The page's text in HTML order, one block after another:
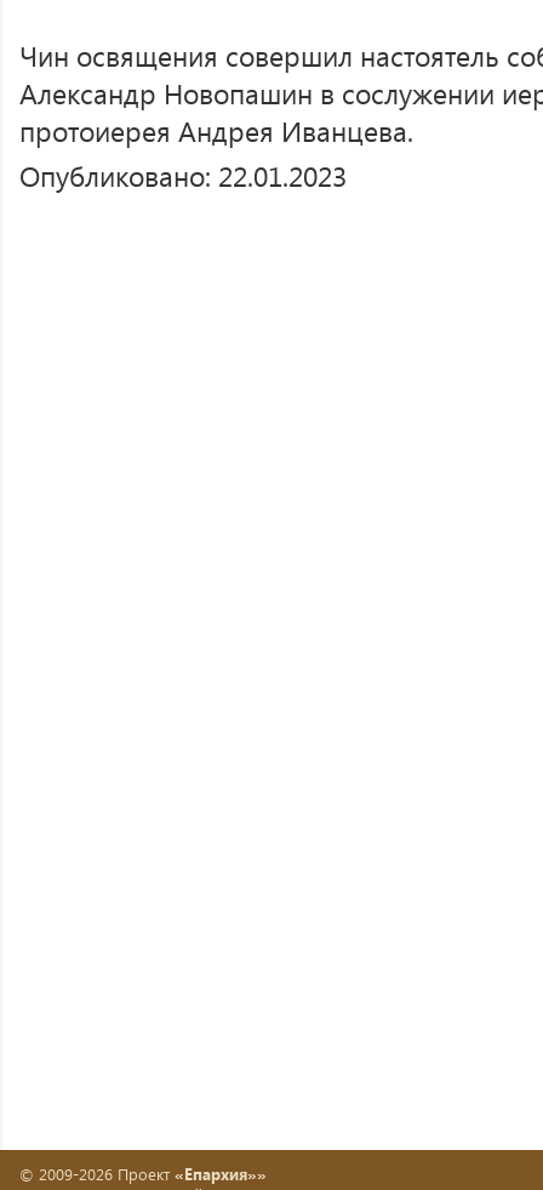
Чин освящения совершил настоятель
Александр Новопашин в сослужении
протоиерея Андрея Иванцева.
Опубликовано: 22.01.2023
© 2009-2026 Проект «Епархия»»